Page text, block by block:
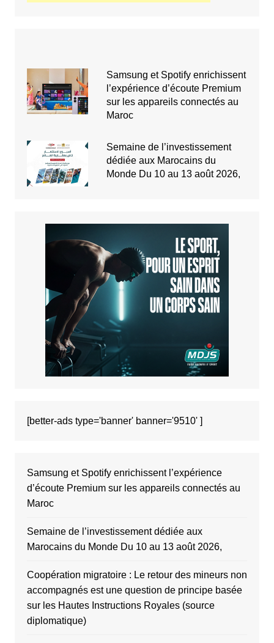
Samsung et Spotify enrichissent
l’expérience d’écoute Premium
sur les appareils connectés au
Maroc
Semaine de l’investissement
dédiée aux Marocains du
Monde Du 10 au 13 août 2026,
[better-ads type='banner' banner='9510' ]
Samsung et Spotify enrichissent l’expérience
d’écoute Premium sur les appareils connectés au
Maroc
Semaine de l’investissement dédiée aux
Marocains du Monde Du 10 au 13 août 2026,
Coopération migratoire : Le retour des mineurs non
accompagnés est une question de principe basée
sur les Hautes Instructions Royales (source
diplomatique)